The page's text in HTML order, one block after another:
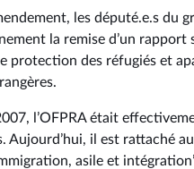
les député.e.s du
la remise d’un
protection des réfugiés et
l’OFPRA était
Aujourd’hui, il est rattaché
asile et